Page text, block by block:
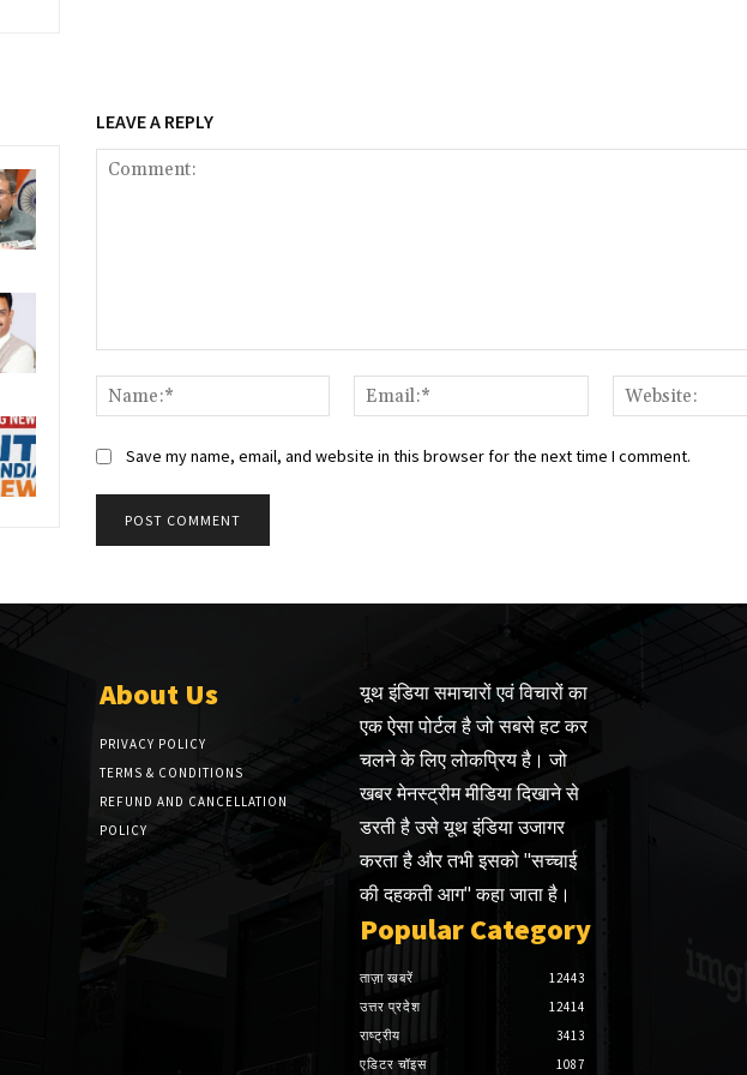
LEAVE A REPLY
Name:*
Email:*
Save my name, email, and website in this browser for the next time I comment.
About Us
PRIVACY POLICY
TERMS & CONDITIONS
REFUND AND CANCELLATION
POLICY
यूथ इंडिया समाचारों एवं विचारों का
एक ऐसा पोर्टल है जो सबसे हट कर
चलने के लिए लोकप्रिय है। जो
खबर मेनस्ट्रीम मीडिया दिखाने से
डरती है उसे यूथ इंडिया उजागर
करता है और तभी इसको "सच्चाई
की दहकती आग" कहा जाता है।
Popular Category
ताज़ा खबरें
12443
उत्तर प्रदेश
12414
राष्ट्रीय
3413
एडिटर चॉइस
1087